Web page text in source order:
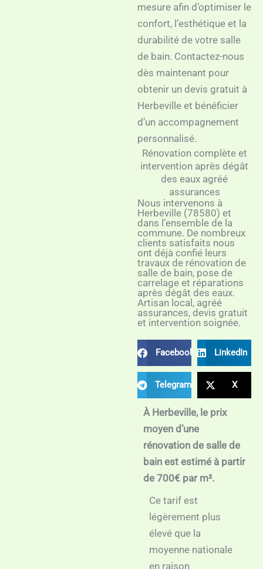
mesure afin d’optimiser le
confort, l’esthétique et la
durabilité de votre salle
de bain. Contactez-nous
dès maintenant pour
obtenir un devis gratuit à
Herbeville et bénéficier
d’un accompagnement
personnalisé.
Rénovation complète et
intervention après dégât
des eaux agréé
assurances
Nous intervenons à
Herbeville (78580) et
dans l’ensemble de la
commune. De nombreux
clients satisfaits nous
ont déjà confié leurs
travaux de rénovation de
salle de bain, pose de
carrelage et réparations
après dégât des eaux.
Artisan local, agréé
assurances, devis gratuit
et intervention soignée.
Facebook LinkedIn
Telegram X
À Herbeville, le prix
moyen d’une
rénovation de salle de
bain est estimé à partir
de 700€ par m².
Ce tarif est
légèrement plus
élevé que la
moyenne nationale
en raison